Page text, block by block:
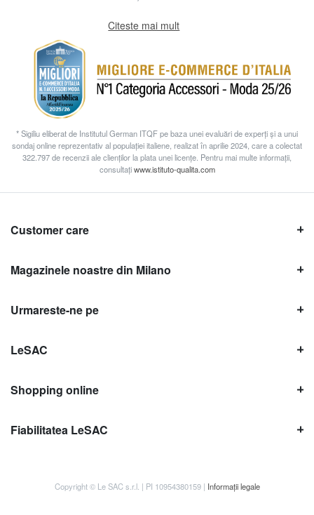
Citeste mai mult
* Sigiliu eliberat de Institutul German ITQF pe baza unei evaluări de experți și a unui
sondaj online reprezentativ al populației italiene, realizat în aprilie 2024, care a colectat
322.797 de recenzii ale clienților la plata unei licențe. Pentru mai multe informații,
consultațiwww.istituto-qualita.com
Customer care
Magazinele noastre din Milano
Urmareste-ne pe
LeSAC
Shopping online
Fiabilitatea LeSAC
Copyright © Le SAC s.r.l. | PI 10954380159 | Informații legale